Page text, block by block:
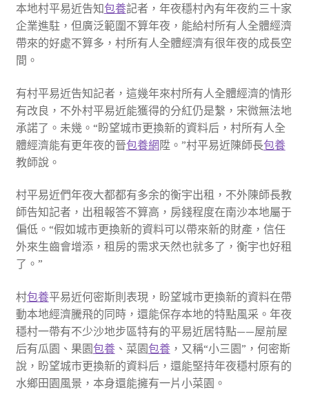
本地村平易近告知包養記者，年夜穩村內有年夜約三十家
企業進駐，但廣泛範圍不算年夜，能給村所有人全體經濟
帶來的好處不算多，村所有人全體經濟有很年夜的成長空
間。
有村平易近告知記者，這幾年來村所有人全體經濟的情形
有改良，不外村平易近能獲得的分紅仍是繫，宋微無法地
承諾了。未幾。“盼望城市更換新的資料后，村所有人全
體經濟能有更年夜的晉包養網陞。”村平易近陳師長包養
教師說。
村平易近們年夜大都都有多余的衡宇出租，不外陳師長教
師告知記者，出租報答不算高，房錢程度在南沙本地屬于
偏低。“假如城市更換新的資料可以帶來新的財產，信任
外來生齒會增添，租房的需求天然也就多了，衡宇也好租
了。”
村包養平易近何密斯則表現，盼望城市更換新的資料在帶
動本地經濟騰飛的同時，還能保存本地的特點風采。年夜
穩村一帶有不少沙地步區特有的平易近居特點——屋前屋
后有瓜園、果園包養、菜園包養，又稱“小三園”，何密斯
說，盼望城市更換新的資料后，還能堅持年夜穩村原有的
水鄉田園風景，本身還能擁有一片小菜園。